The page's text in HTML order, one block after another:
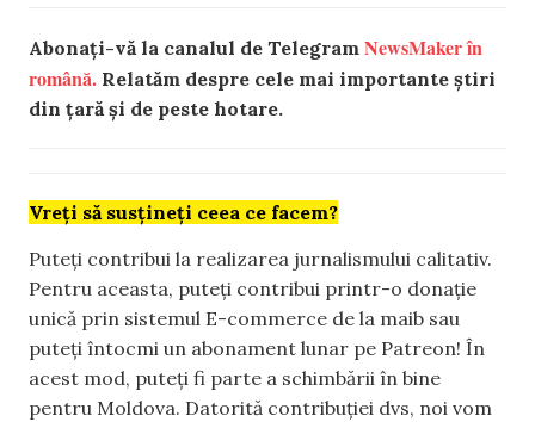
Abonați-vă la canalul de Telegram NewsMaker în
română. Relatăm despre cele mai importante știri
din țară și de peste hotare.
Vreți să susțineți ceea ce facem?
Puteți contribui la realizarea jurnalismului calitativ.
Pentru aceasta, puteți contribui printr-o donație
unică prin sistemul E-commerce de la maib sau
puteți întocmi un abonament lunar pe Patreon! În
acest mod, puteți fi parte a schimbării în bine
pentru Moldova. Datorită contribuției dvs, noi vom